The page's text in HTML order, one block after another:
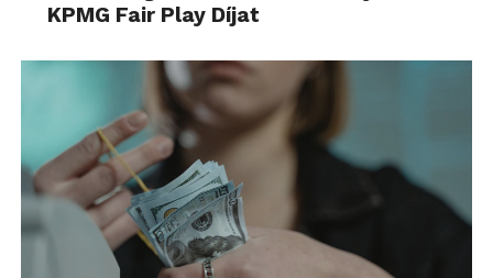
KPMG Fair Play Díjat